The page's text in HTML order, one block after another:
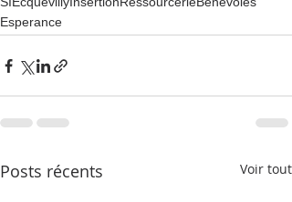
Esperance
Posts récents Voir tout